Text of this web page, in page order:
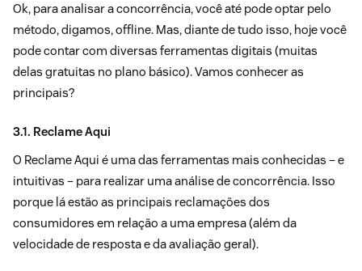
Ok, para analisar a concorrência, você até pode optar pelo
método, digamos, offline. Mas, diante de tudo isso, hoje você
pode contar com diversas ferramentas digitais (muitas
delas gratuitas no plano básico). Vamos conhecer as
principais?
3.1. Reclame Aqui
O Reclame Aqui é uma das ferramentas mais conhecidas – e
intuitivas – para realizar uma análise de concorrência. Isso
porque lá estão as principais reclamações dos
consumidores em relação a uma empresa (além da
velocidade de resposta e da avaliação geral).